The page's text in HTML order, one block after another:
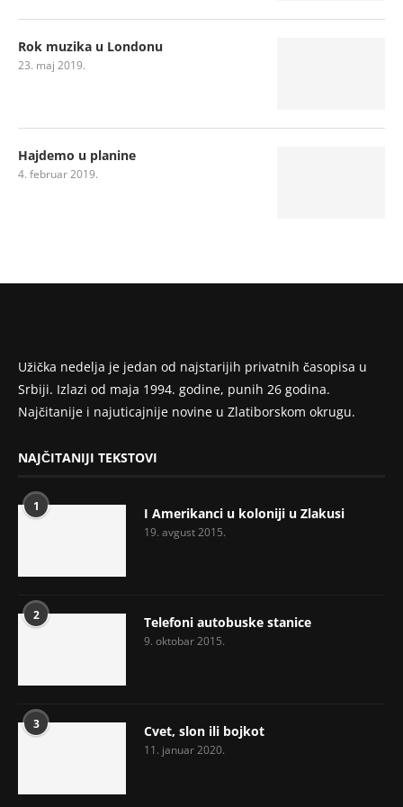
Rok muzika u Londonu
23. maj 2019.
Hajdemo u planine
4. februar 2019.
Užička nedelja je jedan od najstarijih privatnih časopisa u
Srbiji. Izlazi od maja 1994. godine, punih 26 godina.
Najčitanije i najuticajnije novine u Zlatiborskom okrugu.
NAJČITANIJI TEKSTOVI
1 I Amerikanci u koloniji u Zlakusi
19. avgust 2015.
2 Telefoni autobuske stanice
9. oktobar 2015.
3 Cvet, slon ili bojkot
11. januar 2020.